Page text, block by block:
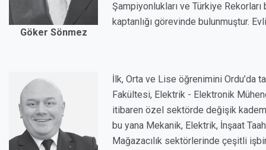
Göker Sönmez
Şampiyonlukları ve Türkiye Rekorları
kaptanlığı görevinde bulunmuştur.
İlk, Orta ve Lise öğrenimini Ordu’da
Fakültesi, Elektrik - Elektronik
itibaren özel sektörde değişik
bu yana Mekanik, Elektrik, İnşaat
Mağazacılık sektörlerinde çeşitli